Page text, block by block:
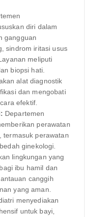
diri dalam
gangguan
sindrom iritasi usus
meliputi
biopsi hati.
alat diagnostik
dan mengobati
efektif.
Departemen
perawatan
termasuk perawatan
ginekologi.
lingkungan yang
ibu hamil dan
canggih
yang aman.
menyediakan
untuk bayi,